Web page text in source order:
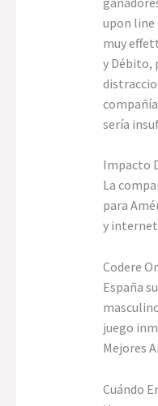
upon line
muy
y Débito,
sería
Impacto
La
para
y internet
Codere
España
juego
Mejores
Cuándo